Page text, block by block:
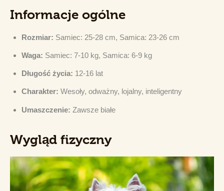
Informacje ogólne
Rozmiar: Samiec: 25-28 cm, Samica: 23-26 cm
Waga: Samiec: 7-10 kg, Samica: 6-9 kg
Długość życia: 12-16 lat
Charakter: Wesoły, odważny, lojalny, inteligentny
Umaszczenie: Zawsze białe
Wygląd fizyczny